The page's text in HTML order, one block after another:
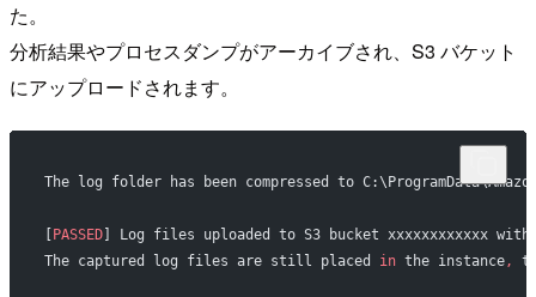
た。
分析結果やプロセスダンプがアーカイブされ、S3 バケット
にアップロードされます。
The log folder has been compressed to
PASSED] Log files uploaded to S3 bucket xxxxxxxxxxxx with
The captured log files are still placed in the instance,